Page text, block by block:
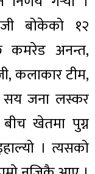
बोकेको १२
कमरेड अनन्त,
कलाकार टीम,
जना लस्कर
खेतमा पुग्न
। त्यसको